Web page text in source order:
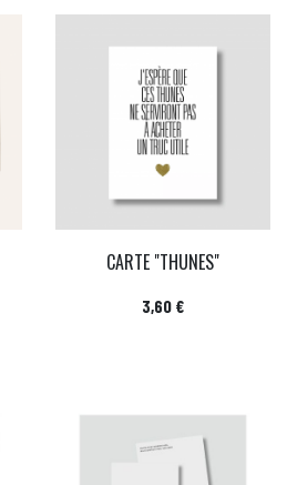
CARTE "THUNES"
Prix
3,60 €